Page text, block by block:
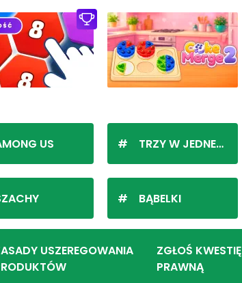
US TRZY W JEDNEJ LINII
BĄBELKI
USZEREGOWANIA
ZGŁOŚ KWESTIĘ
PRAWNĄ